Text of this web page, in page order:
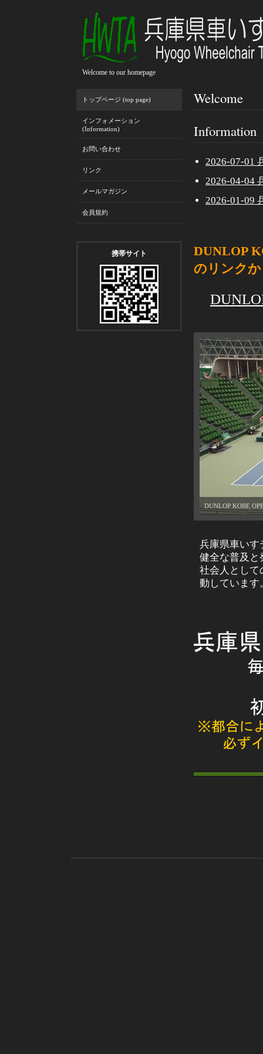
Welcome to our homepage
Welcome
Information
2026-07-01
2026-04-04
2026-01-09
DUNLOP
のリンク
DUNLOP KOBE
兵庫県車いす
健全な普及と
社会人として
動しています
トップページ (top page)
インフォメーション
(Information)
お問い合わせ
リンク
メールマガジン
会員規約
携帯サイト